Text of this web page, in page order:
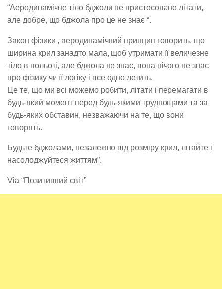
“Аеродинамічне тіло бджоли не пристосоване літати,
але добре, що бджола про це не знає “.
Закон фізики , аеродинамічний принцип говорить, що
ширина крил занадто мала, щоб утримати її величезне
тіло в польоті, але бджола не знає, вона нічого не знає
про фізику чи її логіку і все одно летить.
Це те, що ми всі можемо робити, літати і перемагати в
будь-який момент перед будь-якими труднощами та за
будь-яких обставин, незважаючи на те, що вони
говорять.
Будьте бджолами, незалежно від розміру крил, літайте і
насолоджуйтеся життям”.
Via “Позитивний світ”